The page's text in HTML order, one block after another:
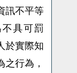
訊不平等
具可罰
於實際知
行為，